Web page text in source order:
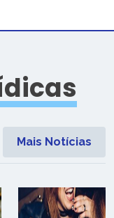
Mais Notícias